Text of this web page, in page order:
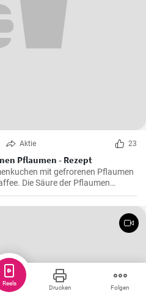
Aktie 23
Pflaumen - Rezept
mit gefrorenen Pflaumen
Die Säure der Pflaumen
ergibt ein harmonisches
Drucken Folgen
Reels